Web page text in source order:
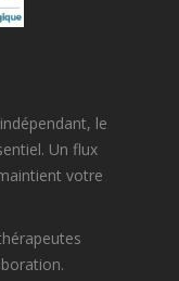
le
Un flux
votre